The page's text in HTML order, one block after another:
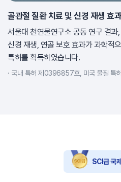
골관절 질환 치료 및 신경 재생 효
서울대 천연물연구소 공동 연구 결과
신경 재생, 연골 보호 효과가 과학적
특허를 획득하였습니다.
국내 특허 제0396857호, 미국 물질 특
SCI급 국